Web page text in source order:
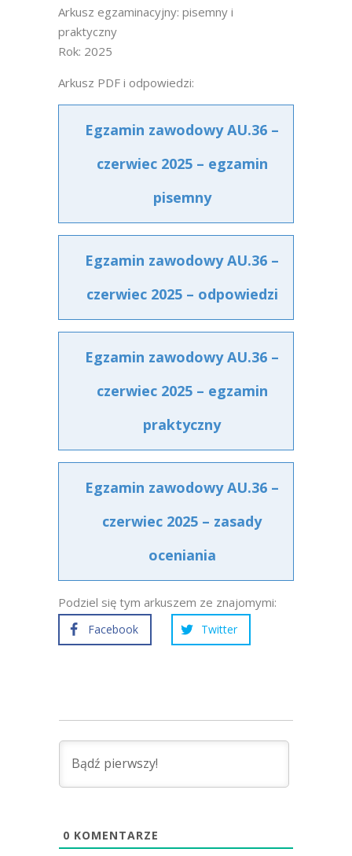
Arkusz egzaminacyjny: pisemny i
praktyczny
Rok: 2025
Arkusz PDF i odpowiedzi:
Egzamin zawodowy AU.36 –
czerwiec 2025 – egzamin
pisemny
Egzamin zawodowy AU.36 –
czerwiec 2025 – odpowiedzi
Egzamin zawodowy AU.36 –
czerwiec 2025 – egzamin
praktyczny
Egzamin zawodowy AU.36 –
czerwiec 2025 – zasady
oceniania
Podziel się tym arkuszem ze znajomymi:
Facebook Twitter
0 KOMENTARZE